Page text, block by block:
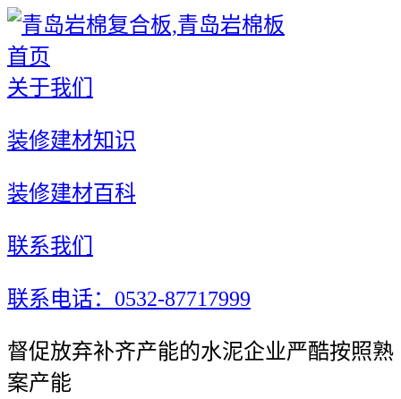
首页
关于我们
装修建材知识
装修建材百科
联系我们
联系电话：0532-87717999
督促放弃补齐产能的水泥企业严酷按照熟
案产能